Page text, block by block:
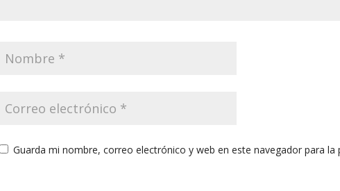
Guarda mi nombre, correo electrónico y web en este navegador para la